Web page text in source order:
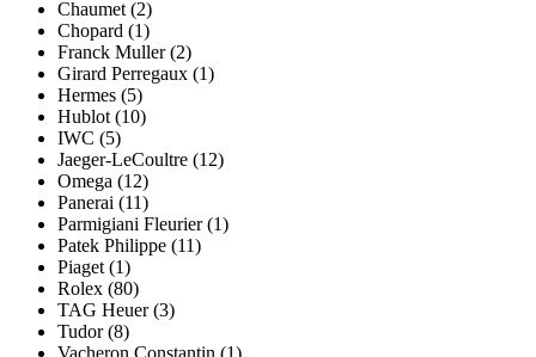
Chaumet (2)
Chopard (1)
Franck Muller (2)
Girard Perregaux (1)
Hermes (5)
Hublot (10)
IWC (5)
Jaeger-LeCoultre (12)
Omega (12)
Panerai (11)
Parmigiani Fleurier (1)
Patek Philippe (11)
Piaget (1)
Rolex (80)
TAG Heuer (3)
Tudor (8)
Vacheron Constantin (1)